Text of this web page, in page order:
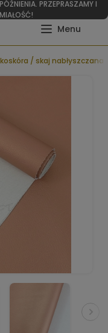
PRZEPRASZAMY I
/ skaj nabłyszczana